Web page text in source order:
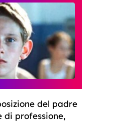
del padre
di professione,